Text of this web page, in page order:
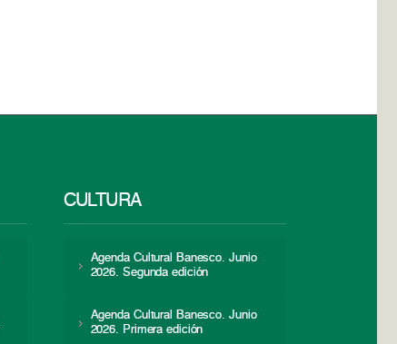
CULTURA
Agenda Cultural Banesco. Junio
2026. Segunda edición
Agenda Cultural Banesco. Junio
2026. Primera edición